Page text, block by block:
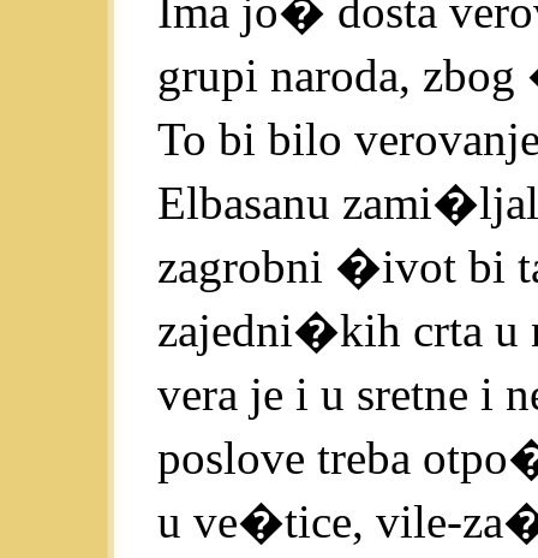
Ima jo� dosta
grupi naroda,
To bi bilo
Elbasanu
zagrobni �ivot bi
zajedni�kih crta u
vera je i u sretne i
poslove treba
u ve�tice, vile-